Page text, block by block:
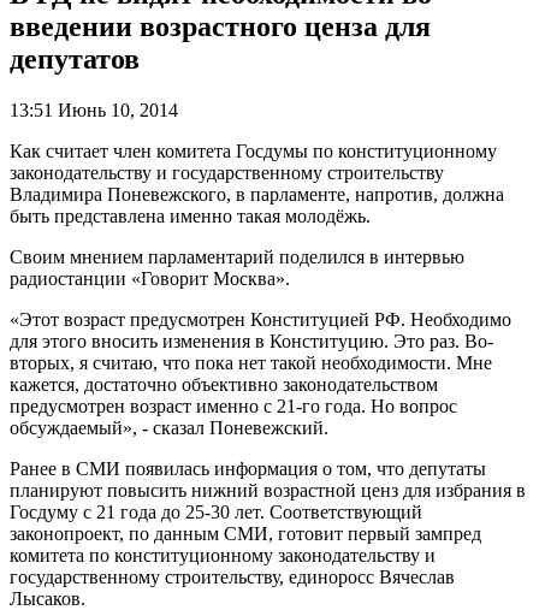
введении возрастного ценза для
депутатов
13:51 Июнь 10, 2014
Как считает член комитета Госдумы по конституционному
законодательству и государственному строительству
Владимира Поневежского, в парламенте, напротив, должна
быть представлена именно такая молодёжь.
Своим мнением парламентарий поделился в интервью
радиостанции «Говорит Москва».
«Этот возраст предусмотрен Конституцией РФ. Необходимо
для этого вносить изменения в Конституцию. Это раз. Во-
вторых, я считаю, что пока нет такой необходимости. Мне
кажется, достаточно объективно законодательством
предусмотрен возраст именно с 21-го года. Но вопрос
обсуждаемый», - сказал Поневежский.
Ранее в СМИ появилась информация о том, что депутаты
планируют повысить нижний возрастной ценз для избрания в
Госдуму с 21 года до 25-30 лет. Соответствующий
законопроект, по данным СМИ, готовит первый зампред
комитета по конституционному законодательству и
государственному строительству, единоросс Вячеслав
Лысаков.